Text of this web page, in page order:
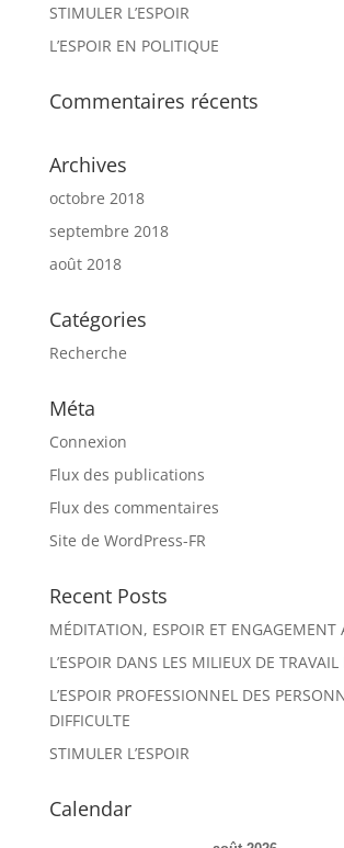
STIMULER L’ESPOIR
L’ESPOIR EN POLITIQUE
Commentaires récents
Archives
octobre 2018
septembre 2018
août 2018
Catégories
Recherche
Méta
Connexion
Flux des publications
Flux des commentaires
Site de WordPress-FR
Recent Posts
MÉDITATION, ESPOIR ET ENGAGEMENT
L’ESPOIR DANS LES MILIEUX DE TRAVAIL
L’ESPOIR PROFESSIONNEL DES
DIFFICULTE
STIMULER L’ESPOIR
Calendar